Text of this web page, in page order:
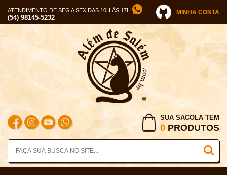
ATENDIMENTO DE SEG A SEX DAS 10H ÀS 17H
(54) 98145-5232
MINHA CONTA
SUA SACOLA TEM
0 PRODUTOS